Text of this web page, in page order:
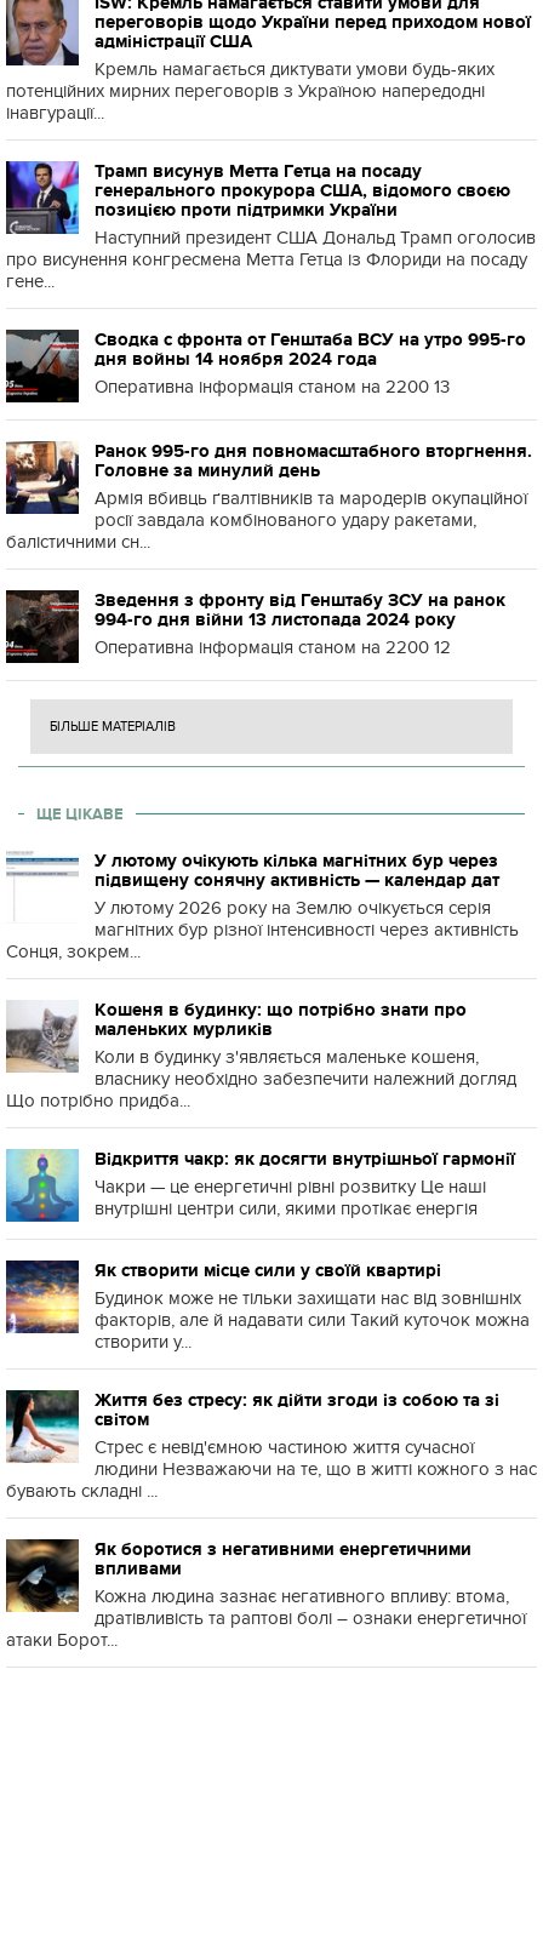
переговорів щодо України перед приходом нової
адміністрації США
Кремль намагається диктувати умови будь-яких
потенційних мирних переговорів з Україною напередодні
інавгурації...
Трамп висунув Метта Гетца на посаду
генерального прокурора США, відомого своєю
позицією проти підтримки України
Наступний президент США Дональд Трамп оголосив
про висунення конгресмена Метта Гетца із Флориди на посаду
гене...
Сводка с фронта от Генштаба ВСУ на утро 995-го
дня войны 14 ноября 2024 года
Оперативна інформація станом на 2200 13
Ранок 995-го дня повномасштабного вторгнення.
Головне за минулий день
Армія вбивць ґвалтівників та мародерів окупаційної
росії завдала комбінованого удару ракетами,
балістичними сн...
Зведення з фронту від Генштабу ЗСУ на ранок
994-го дня війни 13 листопада 2024 року
Оперативна інформація станом на 2200 12
БІЛЬШЕ МАТЕРІАЛІВ
ЩЕ ЦІКАВЕ
У лютому очікують кілька магнітних бур через
підвищену сонячну активність — календар дат
У лютому 2026 року на Землю очікується серія
магнітних бур різної інтенсивності через активність
Сонця, зокрем...
Кошеня в будинку: що потрібно знати про
маленьких мурликів
Коли в будинку з'являється маленьке кошеня,
власнику необхідно забезпечити належний догляд
Що потрібно придба...
Відкриття чакр: як досягти внутрішньої гармонії
Чакри — це енергетичні рівні розвитку Це наші
внутрішні центри сили, якими протікає енергія
Як створити місце сили у своїй квартирі
Будинок може не тільки захищати нас від зовнішніх
факторів, але й надавати сили Такий куточок можна
створити у...
Життя без стресу: як дійти згоди із собою та зі
світом
Стрес є невід'ємною частиною життя сучасної
людини Незважаючи на те, що в житті кожного з нас
бувають складні ...
Як боротися з негативними енергетичними
впливами
Кожна людина зазнає негативного впливу: втома,
дратівливість та раптові болі – ознаки енергетичної
атаки Борот...